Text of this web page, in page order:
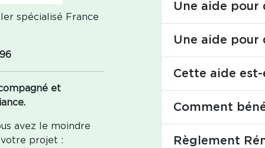
spécialisé France
et
avez le moindre
projet :
Une aide pour
Une aide pour
Cette aide
Comment
Règlement